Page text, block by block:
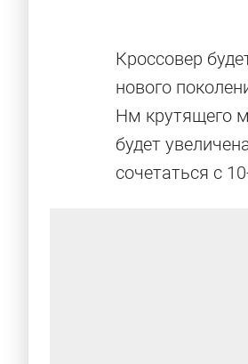
Кроссовер
нового
Нм крутящего
будет
сочетаться с